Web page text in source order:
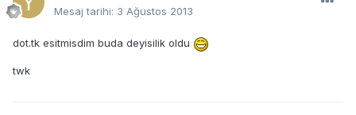
Mesaj tarihi: 3 Ağustos 2013
dot.tk esitmisdim buda deyisilik oldu
twk